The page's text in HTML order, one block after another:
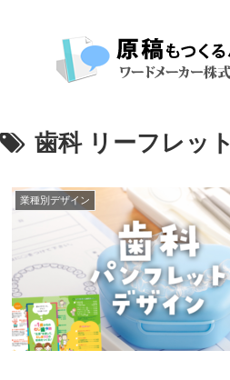
歯科 リーフレット
業種別デザイン